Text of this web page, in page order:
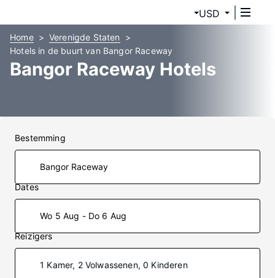
USD
Home
Verenigde Staten
Hotels in de buurt van Bangor Raceway
Bangor Raceway Hotels
Bestemming
Dates
Wo 5 Aug - Do 6 Aug
Reizigers
1 Kamer, 2 Volwassenen, 0 Kinderen